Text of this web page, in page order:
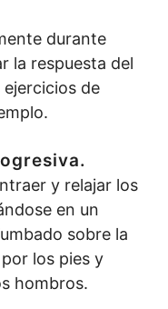
durante
la respuesta del
de
y relajar los
en un
sobre la
los pies y
hombros.